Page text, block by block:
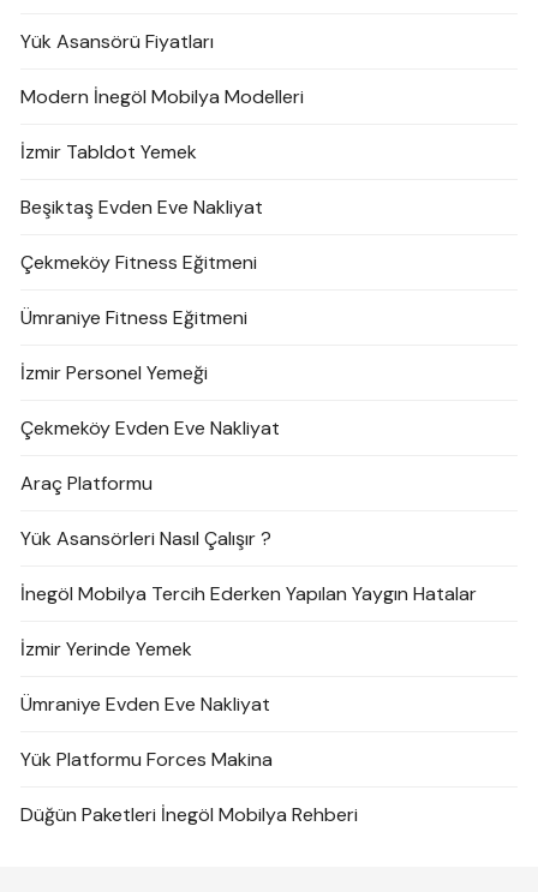
Yük Asansörü Fiyatları
Modern İnegöl Mobilya Modelleri
İzmir Tabldot Yemek
Beşiktaş Evden Eve Nakliyat
Çekmeköy Fitness Eğitmeni
Ümraniye Fitness Eğitmeni
İzmir Personel Yemeği
Çekmeköy Evden Eve Nakliyat
Araç Platformu
Yük Asansörleri Nasıl Çalışır ?
İnegöl Mobilya Tercih Ederken Yapılan Yaygın Hatalar
İzmir Yerinde Yemek
Ümraniye Evden Eve Nakliyat
Yük Platformu Forces Makina
Düğün Paketleri İnegöl Mobilya Rehberi